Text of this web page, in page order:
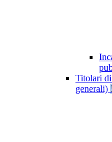
Titolari
generali)